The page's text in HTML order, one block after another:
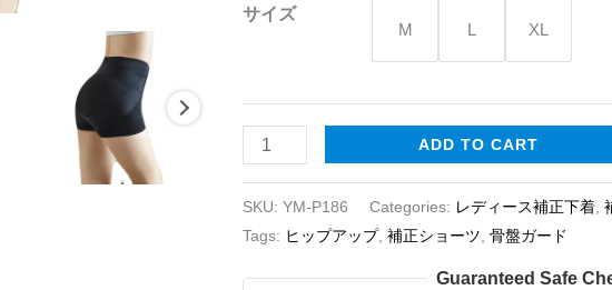
サイズ
M L XL
ADD TO CART
SKU: YM-P186 Categories: レディース補正下着
Tags: ヒップアップ, 補正ショーツ 骨盤ガード
Guaranteed Safe